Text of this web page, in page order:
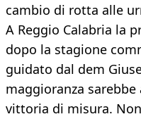
cambio di rotta alle
A Reggio Calabria la
dopo la stagione
guidato dal dem
maggioranza
vittoria di misura.